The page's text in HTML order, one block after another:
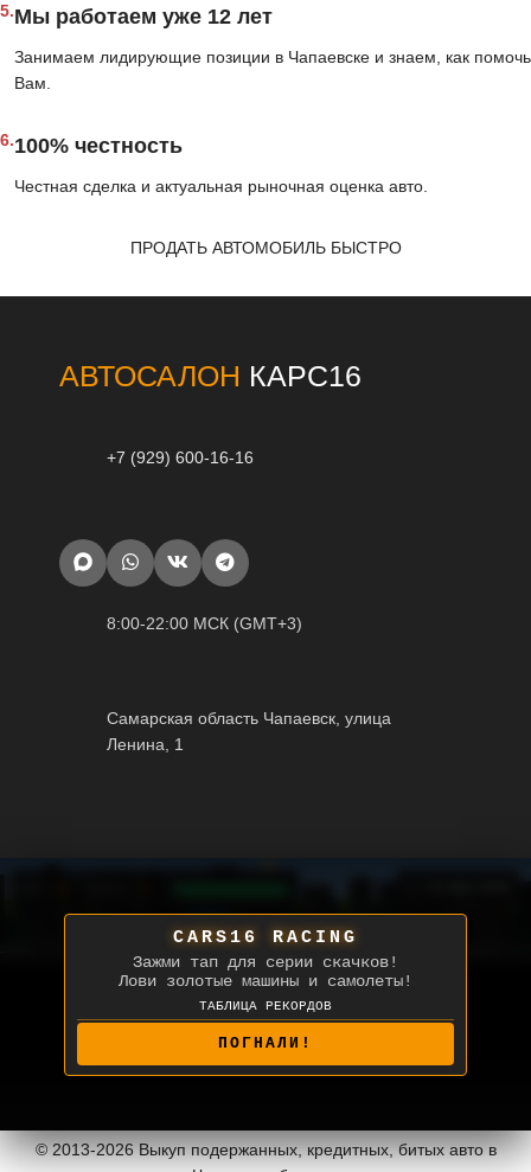
5.Мы работаем уже 12 лет
Занимаем лидирующие позиции в Чапаевске и знаем, как помочь
Вам.
6.100% честность
Честная сделка и актуальная рыночная оценка авто.
ПРОДАТЬ АВТОМОБИЛЬ БЫСТРО
АВТОСАЛОН КАРС16
+7 (929) 600-16-16
8:00-22:00 МСК (GMT+3)
Самарская область Чапаевск, улица
Ленина, 1
Зажми тап для серии скачков!
Лови золотые машины и самолеты!
ТАБЛИЦА РЕКОРДОВ
БУЛАТ
56027
ПОГНАЛИ!
© 2013-2026 Выкуп подержанных, кредитных, битых авто в